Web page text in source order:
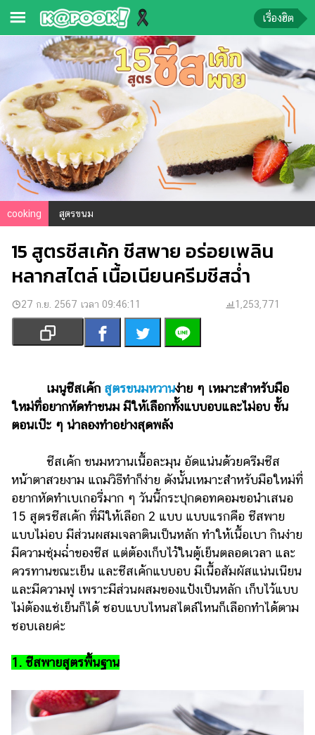
ข่าว-
ความ
รู้
ข่าว
ข่าว
บันเทิง
ตรวจ
หวย
ผล
บอล
สด
การ
เงิน
การ
บันเทิง
รูปภาพ
หนัง
Music
Station
ละคร
บันเทิง
เกาหลี
ไลฟ์
ไตล์
ดูด
ผู้
หญิง
เรื่องฮิต
cooking สูตรขนม
15 สูตรชีสเค้ก ชีสพาย อร่อยเพลิน
หลากสไตล์ เนื้อเนียนครีมชีสฉ่ำ
27 ก.ย. 2567 เวลา 09:46:11 1,253,771
เมนูชีสเค้ก สูตรขนมหวานง่าย ๆ เหมาะสำหรับมือ
ใหม่ที่อยากหัดทำขนม มีให้เลือกทั้งแบบอบและไม่อบ ขั้น
ตอนเป๊ะ ๆ น่าลองทำอย่างสุดพลัง
ชีสเค้ก ขนมหวานเนื้อละมุน อัดแน่นด้วยครีมชีส
หน้าตาสวยงาม แถมวิธีทำก็ง่าย ดังนั้นเหมาะสำหรับมือใหม่ที่
อยากหัดทำเบเกอรี่มาก ๆ วันนี้กระปุกดอทคอมขอนำเสนอ
15 สูตรชีสเค้ก ที่มีให้เลือก 2 แบบ แบบแรกคือ ชีสพาย
แบบไม่อบ มีส่วนผสมเจลาตินเป็นหลัก ทำให้เนื้อเบา กินง่าย
มีความชุ่มฉ่ำของชีส แต่ต้องเก็บไว้ในตู้เย็นตลอดเวลา และ
ควรทานขณะเย็น และชีสเค้กแบบอบ มีเนื้อสัมผัสแน่นเนียน
และมีความฟู เพราะมีส่วนผสมของแป้งเป็นหลัก เก็บไว้แบบ
ไม่ต้องแช่เย็นก็ได้ ชอบแบบไหนสไตล์ไหนก็เลือกทำได้ตาม
ชอบเลยค่ะ
1. ชีสพายสูตรพื้นฐาน